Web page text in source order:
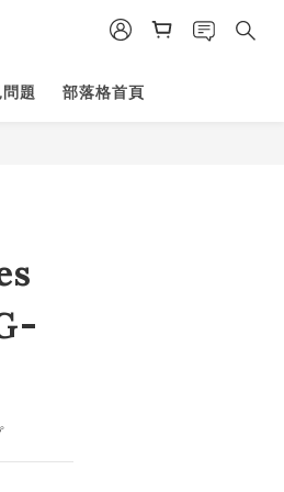
題 部落格首頁